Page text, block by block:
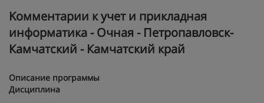
Kомментарии к учет и прикладная
информатика - Очная - Петропавловск-
Камчатский - Камчатский край
Описание программы
Дисциплина